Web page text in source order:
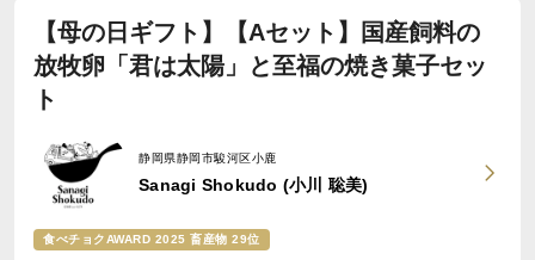
【母の日ギフト】【Aセット】国産飼料の
放牧卵「君は太陽」と至福の焼き菓子セッ
ト
静岡県静岡市駿河区小鹿
Sanagi Shokudo (小川 聡美)
食べチョクAWARD 2025 畜産物 29位